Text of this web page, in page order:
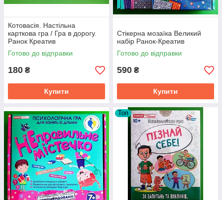
Котовасія. Настільна
карткова гра / Гра в дорогу.
Ранок Креатив
Готово до відправки
180 ₴
Купити
Стікерна мозаїка Великий
набір Ранок-Креатив
Готово до відправки
590 ₴
Купити
Топ